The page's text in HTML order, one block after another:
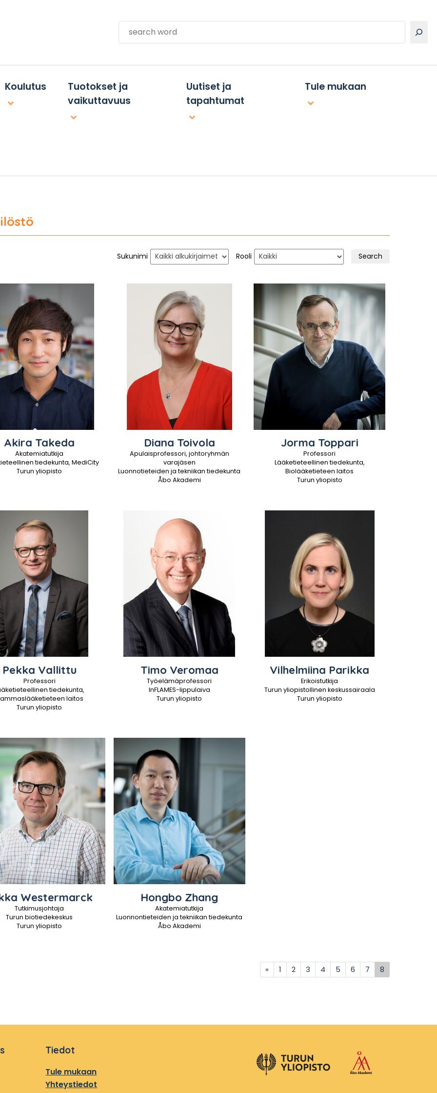
Search
Koulutus
Tuotokset ja
vaikuttavuus
Uutiset ja
tapahtumat
Tule mukaan
Sukunimi Rooli Search
Akira Takeda
Akatemiatutkija
tiedekunta, MediCity
Turun yliopisto
Diana Toivola
Apulaisprofessori, johtoryhmän
varajäsen
Luonnotieteiden ja tekniikan tiedekunta
Åbo Akademi
Jorma Toppari
Professori
Lääketieteellinen tiedekunta,
Biolääketieteen laitos
Turun yliopisto
Pekka Vallittu
Professori
tiedekunta,
laitos
Turun yliopisto
Timo Veromaa
Työelämäprofessori
InFLAMES-lippulaiva
Turun yliopisto
Vilhelmiina Parikka
Erikoistutkija
Turun yliopistollinen keskussairaala
Turun yliopisto
Westermarck
Tutkimusjohtaja
Turun biotiedekeskus
Turun yliopisto
Hongbo Zhang
Akatemiatutkija
Luonnontieteiden ja tekniikan tiedekunta
Åbo Akademi
« Previous
1 2 3 4 5 6 7 8
Tiedot
Tule mukaan
Yhteystiedot